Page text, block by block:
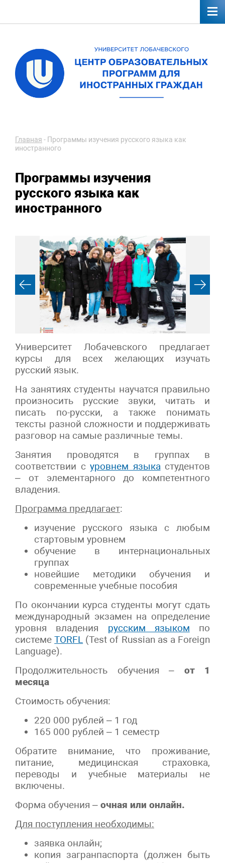
Главная - Программы изучения русского языка как
иностранного
Программы изучения
русского языка как
иностранного
Университет Лобачевского предлагает
курсы для всех желающих изучать
русский язык.
На занятиях студенты научатся правильно
произносить русские звуки, читать и
писать по-русски, а также понимать
тексты разной сложности и поддерживать
разговор на самые различные темы.
Занятия проводятся в группах в
соответствии с уровнем языкастудентов
– от элементарного до компетентного
владения.
Программа предлагает:
изучение русского языка с любым
стартовым уровнем
обучение в интернациональных
группах
новейшие методики обучения и
современные учебные пособия
По окончании курса студенты могут сдать
международный экзамен на определение
уровня владения русским языком по
системеTORFL (Test of Russian as a Foreign
Language).
Продолжительность обучения – от 1
месяца
Стоимость обучения:
220 000 рублей – 1 год
165 000 рублей – 1 семестр
Обратите внимание, что проживание,
питание, медицинская страховка,
переводы и учебные материалы не
включены.
Форма обучения – очная или онлайн.
Для поступления необходимы:
заявка онлайн;
копия загранпаспорта (должен быть